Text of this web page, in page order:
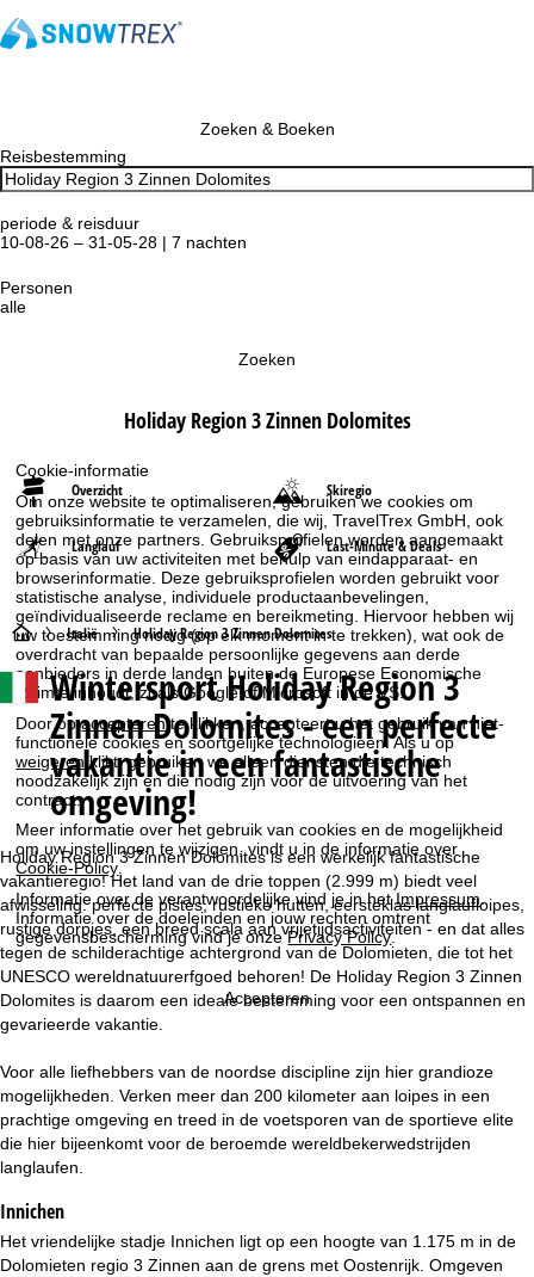
Cookie-informatie
Om onze website te optimaliseren, gebruiken we cookies om
gebruiksinformatie te verzamelen, die wij, TravelTrex GmbH, ook
delen met onze partners. Gebruiksprofielen worden aangemaakt
op basis van uw activiteiten met behulp van eindapparaat- en
browserinformatie. Deze gebruiksprofielen worden gebruikt voor
statistische analyse, individuele productaanbevelingen,
geïndividualiseerde reclame en bereikmeting. Hiervoor hebben wij
uw toestemming nodig (op elk moment in te trekken), wat ook de
overdracht van bepaalde persoonlijke gegevens aan derde
aanbieders in derde landen buiten de Europese Economische
Ruimte inhoudt, zoals Google of Microsoft in de VS.
Door opaccepterente klikken, accepteert u het gebruik van niet-
functionele cookies en soortgelijke technologieën. Als u op
weigeren klikt, gebruiken we alleen diensten die technisch
noodzakelijk zijn en die nodig zijn voor de uitvoering van het
contract.
Meer informatie over het gebruik van cookies en de mogelijkheid
om uw instellingen te wijzigen, vindt u in de informatie over
Cookie-Policy.
Informatie over de verantwoordelijke vind je in hetImpressum.
Informatie over de doeleinden en jouw rechten omtrent
gegevensbescherming vind je onzePrivacy Policy.
Accepteren
Zoeken & Boeken
Reisbestemming
periode & reisduur
10-08-26 – 31-05-28 | 7 nachten
Personen
alle
Zoeken
Holiday Region 3 Zinnen Dolomites
Overzicht Skiregio
Langlauf Last-Minute & Deals
S
t
a
r
t
p
a
g
i
n
a
Italië Holiday Region 3 Zinnen Dolomites
Wintersport Holiday Region 3
Zinnen Dolomites - een perfecte
vakantie in een fantastische
omgeving!
Holiday Region 3 Zinnen Dolomites is een werkelijk fantastische
vakantieregio! Het land van de drie toppen (2.999 m) biedt veel
afwisseling: perfecte pistes, rustieke hutten, eersteklas langlaufloipes,
rustige dorpjes, een breed scala aan vrijetijdsactiviteiten - en dat alles
tegen de schilderachtige achtergrond van de Dolomieten, die tot het
UNESCO wereldnatuurerfgoed behoren! De Holiday Region 3 Zinnen
Dolomites is daarom een ideale bestemming voor een ontspannen en
gevarieerde vakantie.
Voor alle liefhebbers van de noordse discipline zijn hier grandioze
mogelijkheden. Verken meer dan 200 kilometer aan loipes in een
prachtige omgeving en treed in de voetsporen van de sportieve elite
die hier bijeenkomt voor de beroemde wereldbekerwedstrijden
langlaufen.
Innichen
Het vriendelijke stadje Innichen ligt op een hoogte van 1.175 m in de
Dolomieten regio 3 Zinnen aan de grens met Oostenrijk. Omgeven